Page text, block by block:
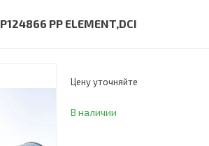
PP ELEMENT,DCI
Цену уточняйте
В наличии